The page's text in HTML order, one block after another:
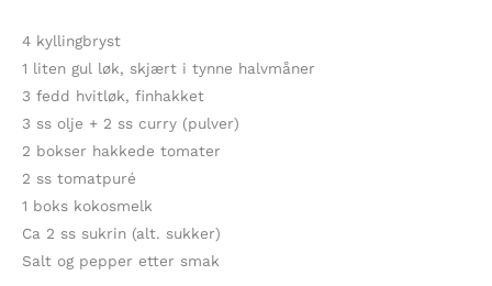
4 kyllingbryst
1 liten gul løk, skjært i tynne halvmåner
3 fedd hvitløk, finhakket
3 ss olje + 2 ss curry (pulver)
2 bokser hakkede tomater
2 ss tomatpuré
1 boks kokosmelk
Ca 2 ss sukrin (alt. sukker)
Salt og pepper etter smak